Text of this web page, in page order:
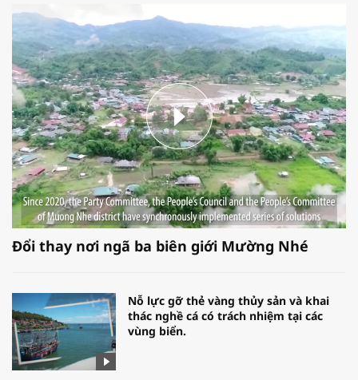
Đổi thay nơi ngã ba biên giới Mường Nhé
Nỗ lực gỡ thẻ vàng thủy sản và khai
thác nghề cá có trách nhiệm tại các
vùng biển.